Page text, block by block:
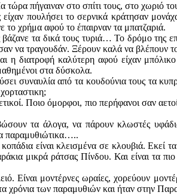
πήγαιναν στο σπίτι τους, στο χωριό
πουλήσει το σερνικά κράτησαν
χρήμα αφού το έπαιρναν τα μπατζαριά.
τα δικά τους τυριά… Το δρόμο της
να τραγουδάν. Ξέρουν καλά να βλέπουν
η διατροφή καλύτερη αφού είχαν
στα δύσκολα.
συναυλία από τα κουδούνια τους τα
Ποιο όμορφοι, πιο περήφανοι σαν
τα άλογα, να πάρουν κλωστές
παραμυθιώτικα…..
είναι κλεισμένα σε κλουβιά. Εκεί τα
μικρά ράτσας Πίνδου. Και είναι τα
μοντέρνες ωραίες, χορεύουν
χρόνια των παραμυθιών και ήταν στην